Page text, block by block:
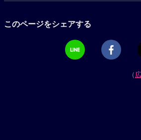
このページをシェアする
（